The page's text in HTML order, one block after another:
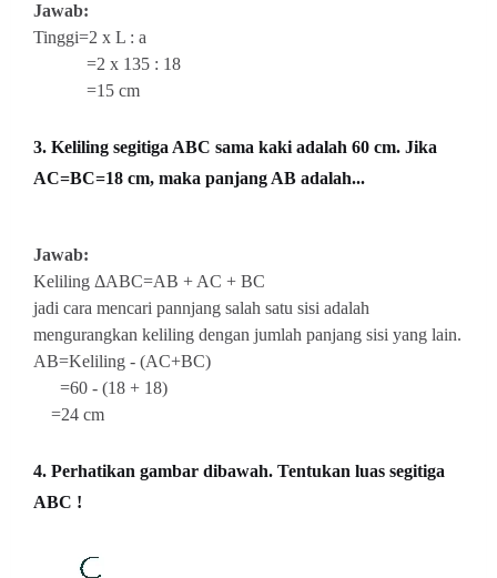
Jawab:
Tinggi=2 x L : a
=2 x 135 : 18
=15 cm
3. Keliling segitiga ABC sama kaki adalah 60 cm. Jika
AC=BC=18 cm, maka panjang AB adalah...
Jawab:
Keliling ΔABC=AB + AC + BC
jadi cara mencari pannjang salah satu sisi adalah
mengurangkan keliling dengan jumlah panjang sisi yang lain.
AB=Keliling - (AC+BC)
=60 - (18 + 18)
=24 cm
4. Perhatikan gambar dibawah. Tentukan luas segitiga
ABC !